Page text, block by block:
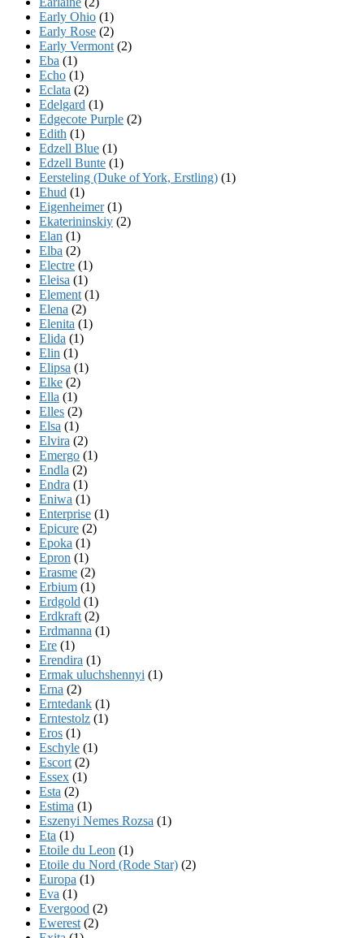
Early Ohio (1)
Early Rose (2)
Early Vermont (2)
Eba (1)
Echo (1)
Eclata (2)
Edelgard (1)
Edgecote Purple (2)
Edith (1)
Edzell Blue (1)
Edzell Bunte (1)
Eersteling (Duke of York, Erstling) (1)
Ehud (1)
Eigenheimer(1)
Ekaterininskiy (2)
Elan (1)
Elba (2)
Electre (1)
Eleisa (1)
Element (1)
Elena (2)
Elenita (1)
Elida (1)
Elin (1)
Elipsa (1)
Elke (2)
Ella (1)
Elles (2)
Elsa (1)
Elvira (2)
Emergo (1)
Endla (2)
Endra (1)
Eniwa (1)
Enterprise (1)
Epicure (2)
Epoka (1)
Epron (1)
Erasme (2)
Erbium (1)
Erdgold (1)
Erdkraft (2)
Erdmanna (1)
Ere (1)
Erendira (1)
Ermak uluchshennyi (1)
Erna (2)
Erntedank (1)
Erntestolz (1)
Eros (1)
Eschyle (1)
Escort (2)
Essex (1)
Esta (2)
Estima (1)
Eszenyi Nemes Rozsa (1)
Eta (1)
Etoile du Leon (1)
Etoile du Nord (Rode Star) (2)
Europa (1)
Eva (1)
Evergood (2)
Ewerest (2)